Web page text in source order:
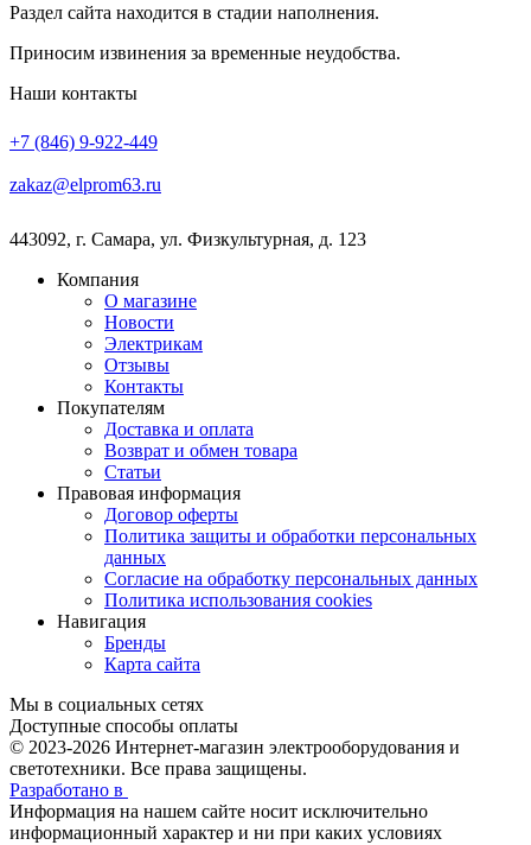
Раздел сайта находится в стадии наполнения.
Приносим извинения за временные неудобства.
Наши контакты
+7 (846) 9-922-449
zakaz@elprom63.ru
443092, г. Самара, ул. Физкультурная, д. 123
Компания
О магазине
Новости
Электрикам
Отзывы
Контакты
Покупателям
Доставка и оплата
Возврат и обмен товара
Статьи
Правовая информация
Договор оферты
Политика защиты и обработки персональных
данных
Согласие на обработку персональных данных
Политика использования cookies
Навигация
Бренды
Карта сайта
Мы в социальных сетях
Доступные способы оплаты
© 2023-2026 Интернет-магазин электрооборудования и
светотехники. Все права защищены.
Разработано в
Информация на нашем сайте носит исключительно
информационный характер и ни при каких условиях